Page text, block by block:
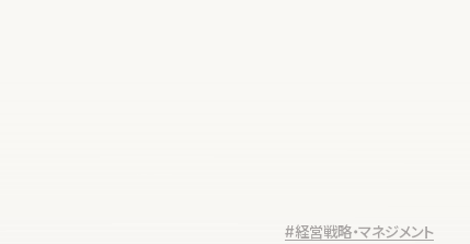
#経営戦略・マネジメント